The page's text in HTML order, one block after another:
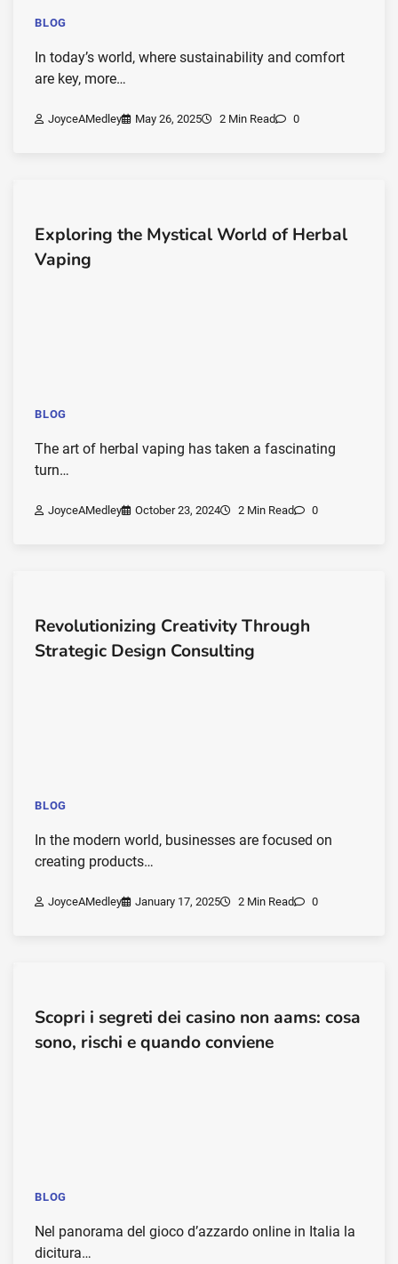
BLOG
In today’s world, where sustainability and comfort
are key, more…
JoyceAMedley May 26, 2025 2 Min Read 0
Exploring the Mystical World of Herbal
Vaping
BLOG
The art of herbal vaping has taken a fascinating
turn…
JoyceAMedley October 23, 2024 2 Min Read 0
Revolutionizing Creativity Through
Strategic Design Consulting
BLOG
In the modern world, businesses are focused on
creating products…
JoyceAMedley January 17, 2025 2 Min Read 0
Scopri i segreti dei casino non aams: cosa
sono, rischi e quando conviene
BLOG
Nel panorama del gioco d’azzardo online in Italia la
dicitura…